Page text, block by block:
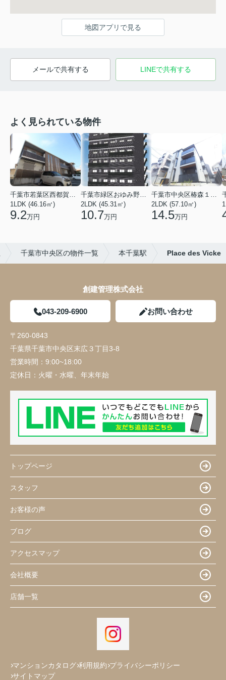
地図アプリで見る
メールで共有する LINEで共有する
よく見られている物件
千葉市若葉区西都賀３丁目
1LDK (46.16㎡)
9.2万円
千葉市緑区おゆみ野３丁目
2LDK (45.31㎡)
10.7万円
千葉市中央区椿森１丁目
2LDK (57.10㎡)
14.5万円
千葉市中央区の物件一覧 本千葉駅 Place des Vicke
創建管理株式会社
043-209-6900 お問い合わせ
〒260-0843
千葉県千葉市中央区末広３丁目3-8
営業時間： 9:00~18:00
定休日： 火曜・水曜、年末年始
トップページ
スタッフ
お客様の声
ブログ
アクセスマップ
会社概要
店舗一覧
マンションカタログ 利用規約 プライバシーポリシー
サイトマップ